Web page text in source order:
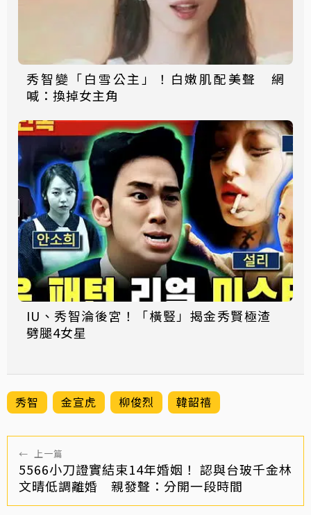
秀智變「白雪公主」！白嫩肌配美聲 網
喊：換掉女主角
IU、秀智淪後宮！「橫豎」揭金秀賢極渣
劈腿4女星
秀智 金宣虎 柳俊烈 韓韶禧
← 上一篇
5566小刀證實結束14年婚姻！ 認與台玻千金林
文晴低調離婚 親發聲：分開一段時間